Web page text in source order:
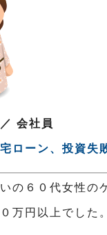
会社員
ローン、投資失
の６０代女性の
万円以上でした。